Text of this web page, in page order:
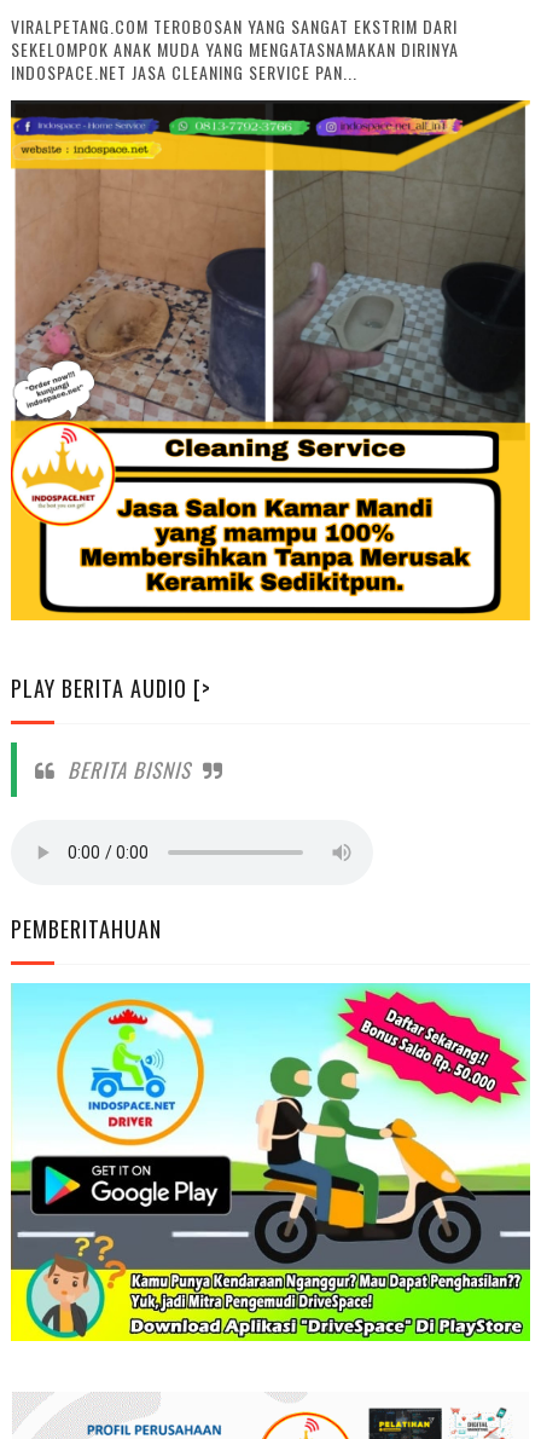
VIRALPETANG.COM TEROBOSAN YANG SANGAT EKSTRIM DARI
SEKELOMPOK ANAK MUDA YANG MENGATASNAMAKAN DIRINYA
INDOSPACE.NET JASA CLEANING SERVICE PAN...
PLAY BERITA AUDIO [>
BERITA BISNIS
PEMBERITAHUAN